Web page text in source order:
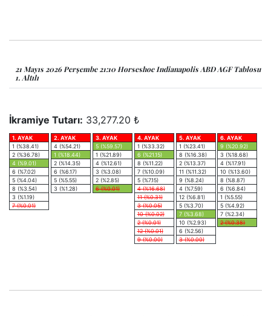
21 Mayıs 2026 Perşembe 21:10 Horseshoe Indianapolis ABD AGF Tablosu
1. Altılı
İkramiye Tutarı: 33,277.20 ₺
1. AYAK
1 (%38.41)
2 (%36.78)
4 (%9.01)
6 (%7.02)
5 (%4.04)
8 (%3.54)
3 (%1.19)
7 (%0.01)
2. AYAK
4 (%54.21)
1 (%18.44)
2 (%14.35)
6 (%6.17)
5 (%5.55)
3 (%1.28)
3. AYAK
5 (%59.57)
1 (%21.89)
4 (%12.61)
3 (%3.08)
2 (%2.85)
6 (%0.01)
4. AYAK
1 (%33.32)
6 (%21.15)
8 (%11.22)
7 (%10.09)
5 (%7.15)
4 (%16.68)
11 (%0.31)
3 (%0.05)
10 (%0.02)
2 (%0.01)
12 (%0.01)
9 (%0.00)
5. AYAK
1 (%23.41)
8 (%16.38)
2 (%13.37)
11 (%11.32)
9 (%8.24)
4 (%7.59)
12 (%6.81)
5 (%3.70)
7 (%3.68)
10 (%2.93)
6 (%2.56)
3 (%0.00)
6. AYAK
9 (%20.92)
3 (%18.68)
4 (%17.91)
10 (%13.60)
8 (%8.87)
6 (%6.84)
1 (%5.55)
5 (%4.92)
7 (%2.34)
2 (%0.38)